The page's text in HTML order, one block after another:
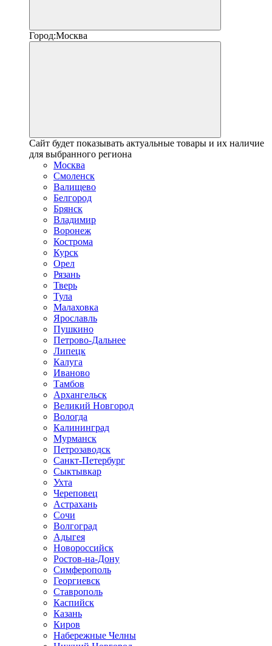
Город:Москва
Сайт будет показывать актуальные товары и их наличие
для выбранного региона
Москва
Смоленск
Валищево
Белгород
Брянск
Владимир
Воронеж
Кострома
Курск
Орел
Рязань
Тверь
Тула
Малаховка
Ярославль
Пушкино
Петрово-Дальнее
Липецк
Калуга
Иваново
Тамбов
Архангельск
Великий Новгород
Вологда
Калининград
Мурманск
Петрозаводск
Санкт-Петербург
Сыктывкар
Ухта
Череповец
Астрахань
Сочи
Волгоград
Адыгея
Новороссийск
Ростов-на-Дону
Симферополь
Георгиевск
Ставрополь
Каспийск
Казань
Киров
Набережные Челны